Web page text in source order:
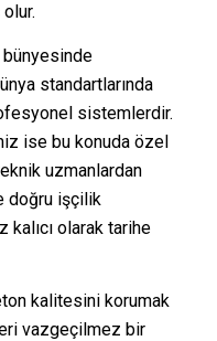
standartlarında
sistemlerdir.
ise bu konuda özel
uzmanlardan
doğru işçilik
kalıcı olarak tarihe
kalitesini korumak
vazgeçilmez bir